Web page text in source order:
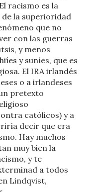
racismo es la
la superioridad
que no
con las guerras
y menos
y suníes, que es
El IRA irlandés
o a irlandeses
pretexto
católicos) y a
decir que era
Hay muchos
muy bien la
y te
a todos
Lindqvist,